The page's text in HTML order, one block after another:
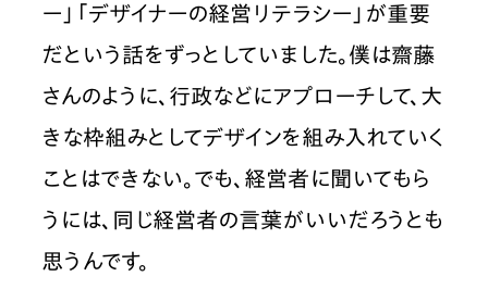
ー」「デザイナーの経営リテラシー」が重要
だという話をずっとしていました。僕は齋藤
さんのように、行政などにアプローチして、大
きな枠組みとしてデザインを組み入れていく
ことはできない。でも、経営者に聞いてもら
うには、同じ経営者の言葉がいいだろうとも
思うんです。